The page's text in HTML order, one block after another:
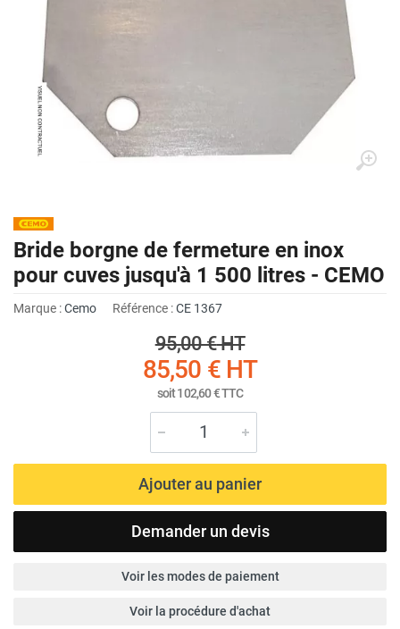
Bride borgne de fermeture en inox
pour cuves jusqu'à 1 500 litres - CEMO
Marque :Cemo Référence :CE 1367
95,00 €HT
85,50 €HT
soit102,60 €TTC
Ajouter au panier
Demander un devis
Voir les modes de paiement
Voir la procédure d'achat